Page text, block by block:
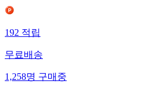
192적립
무료배송
1,258명구매중